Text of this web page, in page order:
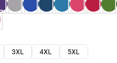
3XL 4XL
5XL